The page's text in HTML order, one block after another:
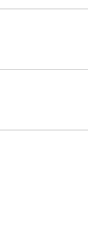
Состав: полиэстер
первых 25%